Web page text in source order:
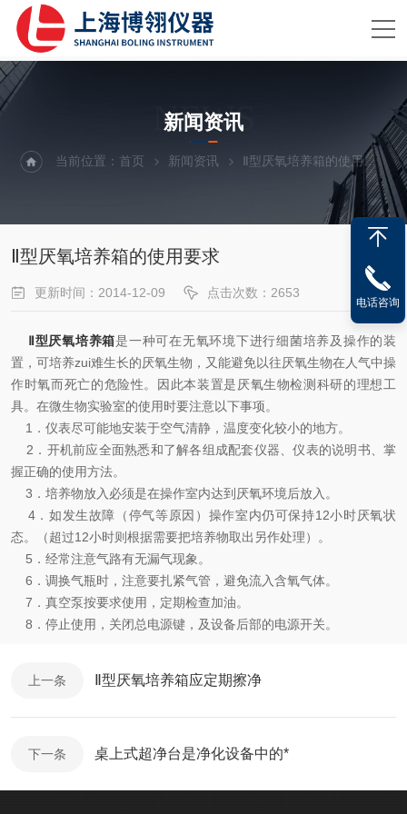
NEWS
新闻资讯
当前位置：首页 新闻资讯 Ⅱ型厌氧培养箱的使用要求
Ⅱ型厌氧培养箱的使用要求
更新时间：2014-12-09 点击次数：2653
Ⅱ型厌氧培养箱是一种可在无氧环境下进行细菌培养及操作的装
置，可培养zui难生长的厌氧生物，又能避免以往厌氧生物在人气中操
作时氧而死亡的危险性。因此本装置是厌氧生物检测科研的理想工
具。在微生物实验室的使用时要注意以下事项。
1．仪表尽可能地安装于空气清静，温度变化较小的地方。
2．开机前应全面熟悉和了解各组成配套仪器、仪表的说明书、掌
握正确的使用方法。
3．培养物放入必须是在操作室内达到厌氧环境后放入。
4．如发生故障（停气等原因）操作室内仍可保持12小时厌氧状
态。（超过12小时则根据需要把培养物取出另作处理）。
5．经常注意气路有无漏气现象。
6．调换气瓶时，注意要扎紧气管，避免流入含氧气体。
7．真空泵按要求使用，定期检查加油。
8．停止使用，关闭总电源键，及设备后部的电源开关。
上一条 Ⅱ型厌氧培养箱应定期擦净
下一条 桌上式超净台是净化设备中的*
电话咨询